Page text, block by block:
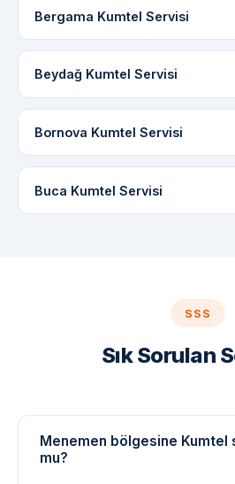
Bergama Kumtel Servisi
Beydağ Kumtel Servisi
Bornova Kumtel Servisi
Buca Kumtel Servisi
SSS
Sık Sorulan
Menemen bölgesine Kumtel
mu?